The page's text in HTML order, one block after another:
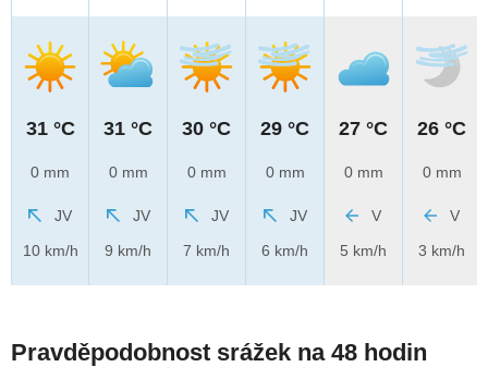
31 °C
0 mm
JV
10 km/h
31 °C
0 mm
JV
9 km/h
30 °C
0 mm
JV
7 km/h
29 °C
0 mm
JV
6 km/h
27 °C
0 mm
V
5 km/h
26 °C
0 mm
V
3 km/h
Pravděpodobnost srážek na 48 hodin